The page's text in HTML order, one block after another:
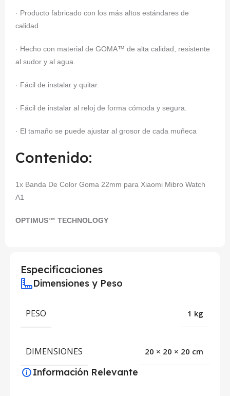
· Producto fabricado con los más altos estándares de
calidad.
· Hecho con material de GOMA™ de alta calidad, resistente
al sudor y al agua.
· Fácil de instalar y quitar.
· Fácil de instalar al reloj de forma cómoda y segura.
· El tamaño se puede ajustar al grosor de cada muñeca
Contenido:
1x Banda De Color Goma 22mm para Xiaomi Mibro Watch
A1
OPTIMUS™ TECHNOLOGY
Especificaciones
Dimensiones y Peso
PESO 1 kg
DIMENSIONES 20 × 20 × 20 cm
Información Relevante